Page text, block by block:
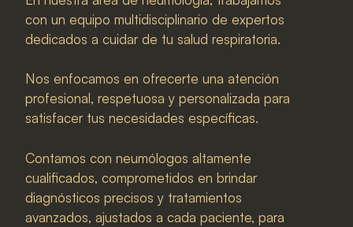
con un equipo multidisciplinario de expertos
dedicados a cuidar de tu salud respiratoria.
Nos enfocamos en ofrecerte una atención
profesional, respetuosa y personalizada para
satisfacer tus necesidades específicas.
Contamos con neumólogos altamente
cualificados, comprometidos en brindar
diagnósticos precisos y tratamientos
avanzados, ajustados a cada paciente, para